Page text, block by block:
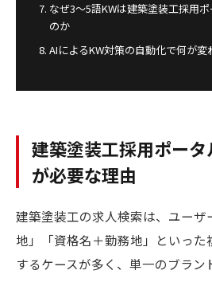
なぜ3〜5語KWは建築塗装工採用
のか
AIによるKW対策の自動化で何が変
建築塗装工採用ポー
が必要な理由
建築塗装工の求人検索は、ユーザ
地」「資格名＋勤務地」といっ
するケースが多く、単一のブラン